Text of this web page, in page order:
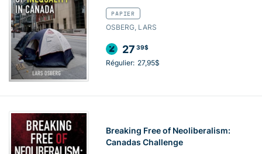
PAPIER
OSBERG, LARS
27 39$
Régulier: 27,95$
Breaking Free of Neoliberalism:
Canadas Challenge